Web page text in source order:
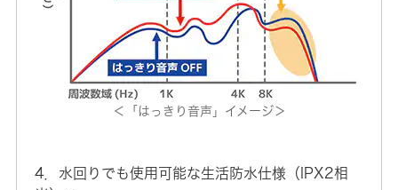
＜「はっきり音声」イメージ＞
4．水回りでも使用可能な生活防水仕様（IPX2相